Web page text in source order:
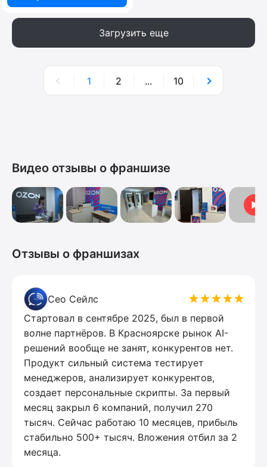
Загрузить еще
1 2 ... 10
Видео отзывы о франшизе
Отзывы о франшизах
Сео Сейлс
Стартовал в сентябре 2025, был в первой
волне партнёров. В Красноярске рынок AI-
решений вообще не занят, конкурентов нет.
Продукт сильный система тестирует
менеджеров, анализирует конкурентов,
создает персональные скрипты. За первый
месяц закрыл 6 компаний, получил 270
тысяч. Сейчас работаю 10 месяцев, прибыль
стабильно 500+ тысяч. Вложения отбил за 2
месяца.